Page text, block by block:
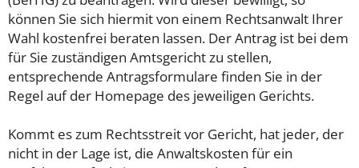
können Sie sich hiermit von einem Rechtsanwalt Ihrer
Wahl kostenfrei beraten lassen. Der Antrag ist bei dem
für Sie zuständigen Amtsgericht zu stellen,
entsprechende Antragsformulare finden Sie in der
Regel auf der Homepage des jeweiligen Gerichts.
Kommt es zum Rechtsstreit vor Gericht, hat jeder, der
nicht in der Lage ist, die Anwaltskosten für ein